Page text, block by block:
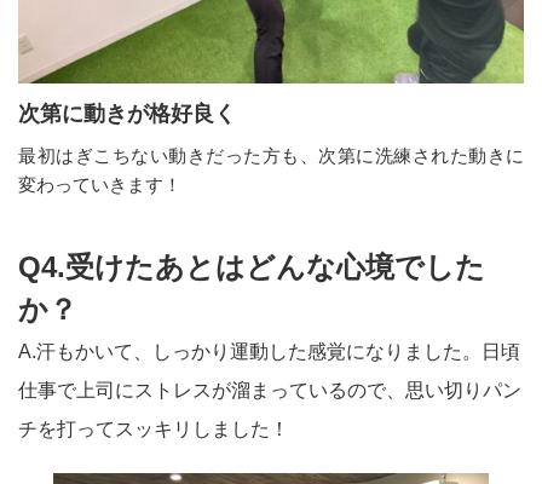
次第に動きが格好良く
最初はぎこちない動きだった方も、次第に洗練された動きに
変わっていきます！
Q4.受けたあとはどんな心境でした
か？
A.汗もかいて、しっかり運動した感覚になりました。日頃
仕事で上司にストレスが溜まっているので、思い切りパン
チを打ってスッキリしました！